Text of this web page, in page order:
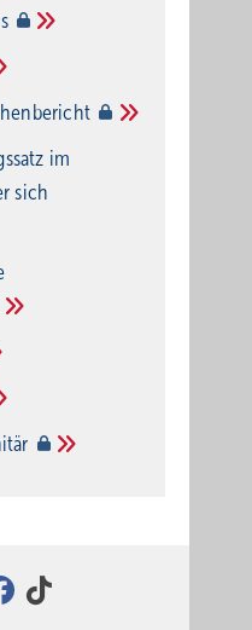
im
sich